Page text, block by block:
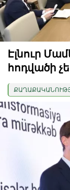
Էլնուր
հոդվածի